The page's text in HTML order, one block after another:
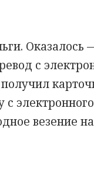
Оказалось
с
везение